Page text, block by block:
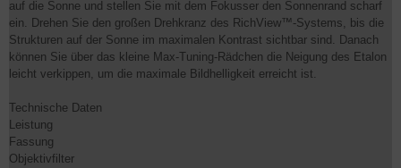
auf die Sonne und stellen Sie mit dem Fokusser den Sonnenrand scharf
ein. Drehen Sie den großen Drehkranz des RichView™-Systems, bis die
Strukturen auf der Sonne im maximalen Kontrast sichtbar sind. Danach
können Sie über das kleine Max-Tuning-Rädchen die Neigung des Etalon
leicht verkippen, um die maximale Bildhelligkeit erreicht ist.
Technische Daten
Leistung
Fassung
Objektivfilter